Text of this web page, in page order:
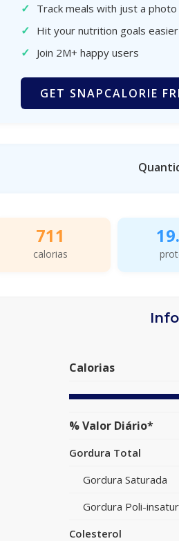
✓ Track meals with just a photo
✓ Hit your nutrition goals easier
✓ Join 2M+ happy users
GET SNAPCALORIE
711
calorias
Calorias
% Valor Diário*
Gordura Total
Gordura Saturada
Gordura Poli-
Colesterol